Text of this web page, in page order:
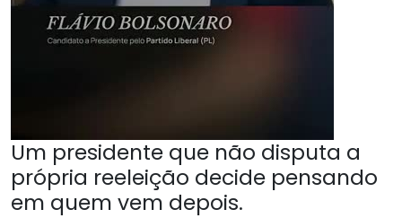
Um presidente que não disputa a
própria reeleição decide pensando
em quem vem depois.